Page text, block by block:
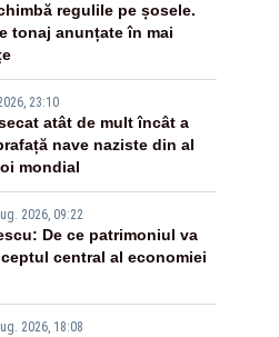
regulile pe șosele.
tonaj anunțate în mai
23:10
atât de mult încât a
nave naziste din al
mondial
2026, 09:22
De ce patrimoniul va
central al economiei
2026, 18:08